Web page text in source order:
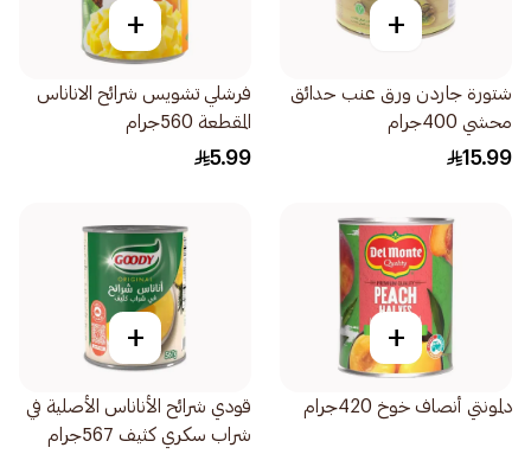
+
شتورة جاردن ورق عنب حدائق
محشي 400جرام
15.99
+
فرشلي تشويس شرائح الاناناس
المقطعة 560جرام
5.99
+
دلمونتي أنصاف خوخ 420جرام
+
قودي شرائح الأناناس الأصلية في
شراب سكري كثيف 567جرام